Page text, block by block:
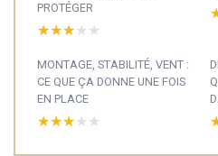
PROTÉGER
★★★★★
★★★★★
MONTAGE, STABILITÉ, VENT :
CE QUE ÇA DONNE UNE FOIS
EN PLACE
★★★★★
★★★★★